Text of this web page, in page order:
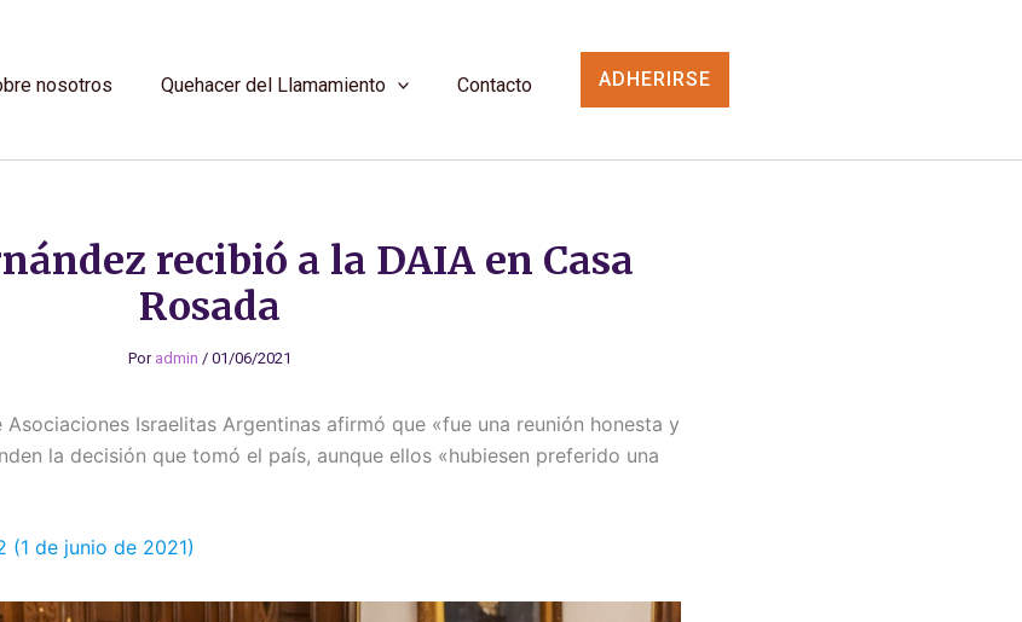
nosotros Quehacer del Llamamiento Contacto ADHERIRSE
recibió a la DAIA en Casa
Rosada
Por admin / 01/06/2021
Israelitas Argentinas afirmó que «fue una reunión honesta y
la decisión que tomó el país, aunque ellos «hubiesen preferido una
(1 de junio de 2021)